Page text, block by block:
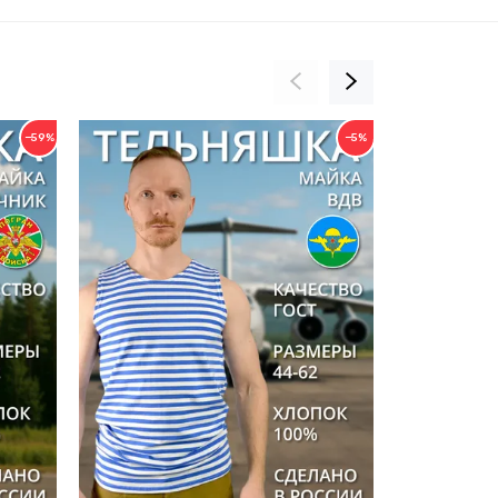
−59% −5%